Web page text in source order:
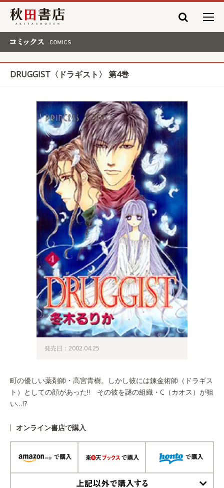
秋田書店
DRUGGIST〈ドラギスト〉 第4巻
発売日：2002.04.25
町の優しい薬剤師・高宮青樹。しかし彼には錬金術師（ドラギス
ト）としての顔があった!! その彼を謎の組織・C（カオス）が狙
い…!?
オンライン書店で購入